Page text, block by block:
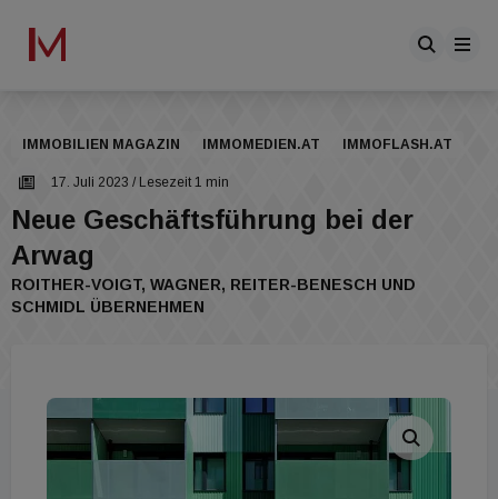
IMMOBILIEN MAGAZIN IMMOMEDIEN.AT IMMOFLASH.AT
17. Juli 2023 / Lesezeit 1 min
Neue Geschäftsführung bei der
Arwag
ROITHER-VOIGT, WAGNER, REITER-BENESCH UND
SCHMIDL ÜBERNEHMEN